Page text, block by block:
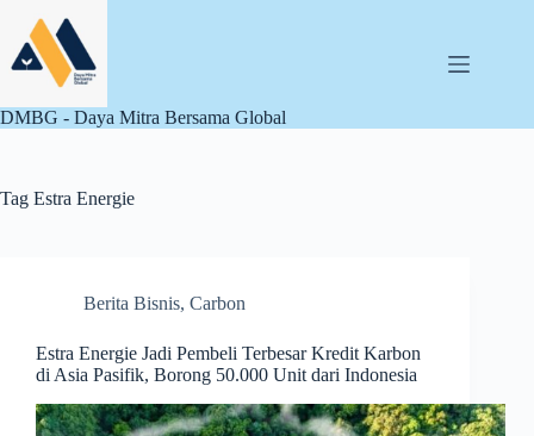
content
DMBG - Daya Mitra Bersama Global
Tag Estra Energie
Berita Bisnis, Carbon
Estra Energie Jadi Pembeli Terbesar Kredit Karbon
di Asia Pasifik, Borong 50.000 Unit dari Indonesia